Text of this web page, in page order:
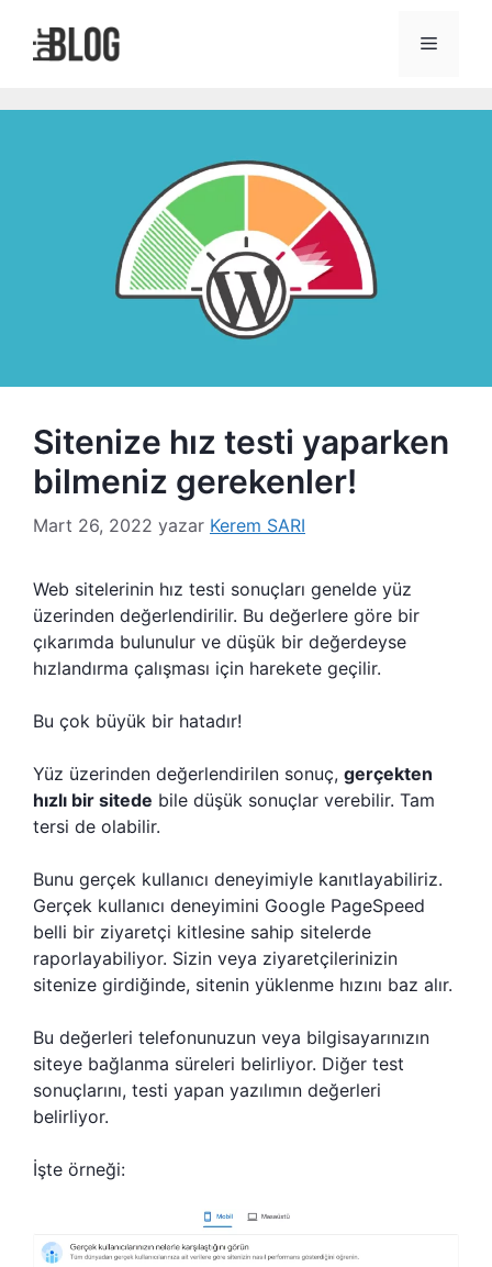
Menü
Sitenize hız testi yaparken
bilmeniz gerekenler!
Mart 26, 2022 yazar Kerem SARI
Web sitelerinin hız testi sonuçları genelde yüz
üzerinden değerlendirilir. Bu değerlere göre bir
çıkarımda bulunulur ve düşük bir değerdeyse
hızlandırma çalışması için harekete geçilir.
Bu çok büyük bir hatadır!
Yüz üzerinden değerlendirilen sonuç, gerçekten
hızlı bir sitede bile düşük sonuçlar verebilir. Tam
tersi de olabilir.
Bunu gerçek kullanıcı deneyimiyle kanıtlayabiliriz.
Gerçek kullanıcı deneyimini Google PageSpeed
belli bir ziyaretçi kitlesine sahip sitelerde
raporlayabiliyor. Sizin veya ziyaretçilerinizin
sitenize girdiğinde, sitenin yüklenme hızını baz alır.
Bu değerleri telefonunuzun veya bilgisayarınızın
siteye bağlanma süreleri belirliyor. Diğer test
sonuçlarını, testi yapan yazılımın değerleri
belirliyor.
İşte örneği: